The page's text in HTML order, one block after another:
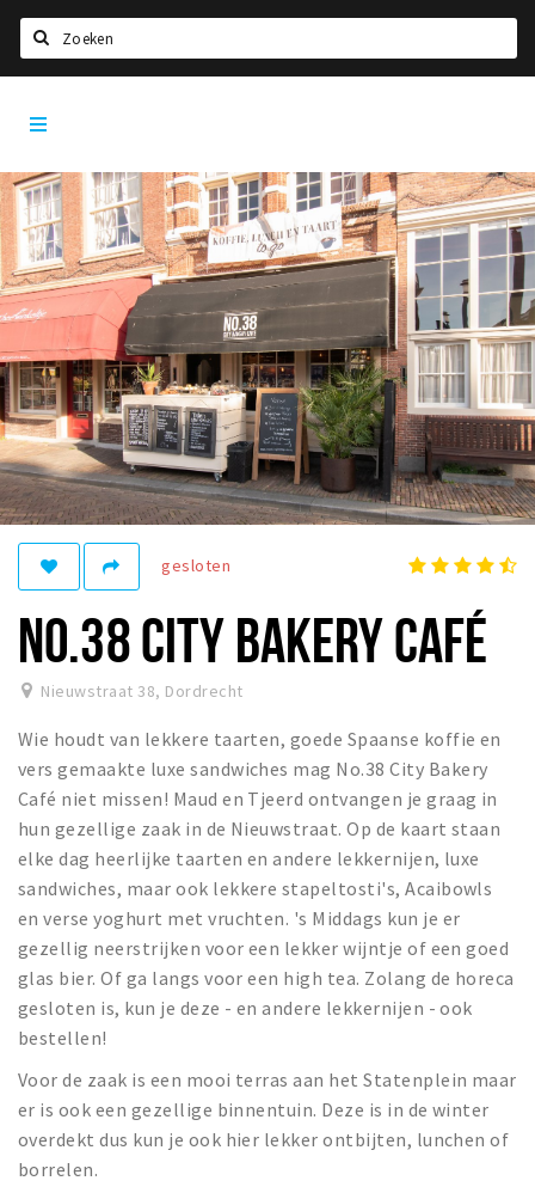
Home
Agenda
Bioscoopagenda
Deals
Nieuws
Leuke tips & trends
Interviews
Eten
Drinken
Slapen
Recreatief
Winkelgebieden
Parkeren
Bezienswaardigheden
Musea, theaters & podia
Uitjes & activiteiten
Toeristische routes
Sport
Natuur
Inloggen
gesloten
NO.38 CITY BAKERY CAFÉ
Nieuwstraat 38, Dordrecht
Wie houdt van lekkere taarten, goede Spaanse koffie en
vers gemaakte luxe sandwiches mag No.38 City Bakery
Café niet missen! Maud en Tjeerd ontvangen je graag in
hun gezellige zaak in de Nieuwstraat. Op de kaart staan
elke dag heerlijke taarten en andere lekkernijen, luxe
sandwiches, maar ook lekkere stapeltosti's, Acaibowls
en verse yoghurt met vruchten. 's Middags kun je er
gezellig neerstrijken voor een lekker wijntje of een goed
glas bier. Of ga langs voor een high tea. Zolang de horeca
gesloten is, kun je deze - en andere lekkernijen - ook
bestellen!
Voor de zaak is een mooi terras aan het Statenplein maar
er is ook een gezellige binnentuin. Deze is in de winter
overdekt dus kun je ook hier lekker ontbijten, lunchen of
borrelen.